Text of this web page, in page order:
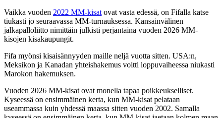
Vaikka vuoden 2022 MM-kisat ovat vasta edessä, on Fifalla katse
tiukasti jo seuraavassa MM-turnauksessa. Kansainvälinen
jalkapalloliitto nimittäin julkisti perjantaina vuoden 2026 MM-
kisojen kisakaupungit.
Fifa myönsi kisaisännyyden maille neljä vuotta sitten. USA:n,
Meksikon ja Kanadan yhteishakemus voitti loppuvaiheessa niukasti
Marokon hakemuksen.
Vuoden 2026 MM-kisat ovat monella tapaa poikkeukselliset.
Kyseessä on ensimmäinen kerta, kun MM-kisat pelataan
useammassa kuin yhdessä maassa sitten vuoden 2002. Samalla